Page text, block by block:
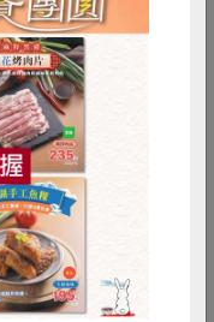
的藥劑。
；使用氧系漂白劑
減硝酸鹽